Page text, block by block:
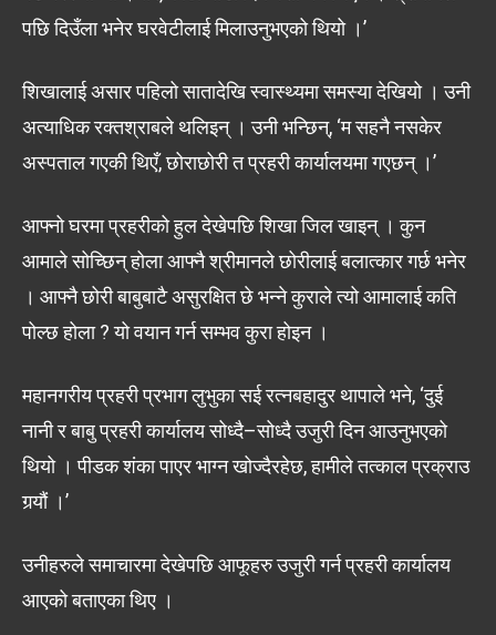
पछि दिउँला भनेर घरवेटीलाई मिलाउनुभएको थियो ।’
शिखालाई असार पहिलो सातादेखि स्वास्थ्यमा समस्या देखियो । उनी
अत्याधिक रक्तश्राबले थलिइन् । उनी भन्छिन्, ‘म सहनै नसकेर
अस्पताल गएकी थिएँ, छोराछोरी त प्रहरी कार्यालयमा गएछन् ।’
आफ्नो घरमा प्रहरीको हुल देखेपछि शिखा जिल खाइन् । कुन
आमाले सोच्छिन् होला आफ्नै श्रीमानले छोरीलाई बलात्कार गर्छ भनेर
। आफ्नै छोरी बाबुबाटै असुरक्षित छे भन्ने कुराले त्यो आमालाई कति
पोल्छ होला ? यो वयान गर्न सम्भव कुरा होइन ।
महानगरीय प्रहरी प्रभाग लुभुका सई रत्नबहादुर थापाले भने, ‘दुई
नानी र बाबु प्रहरी कार्यालय सोध्दै–सोध्दै उजुरी दिन आउनुभएको
थियो । पीडक शंका पाएर भाग्न खोज्दैरहेछ, हामीले तत्काल प्रक्राउ
गर्‍यौं ।’
उनीहरुले समाचारमा देखेपछि आफूहरु उजुरी गर्न प्रहरी कार्यालय
आएको बताएका थिए ।